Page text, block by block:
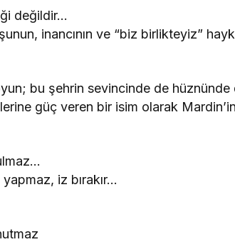
değildir…
inancının ve “biz birlikteyiz”
bu şehrin sevincinde de hüznünde
güç veren bir isim olarak
iz bırakır…